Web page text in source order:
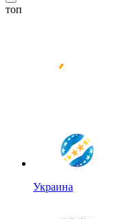
топ
Украина